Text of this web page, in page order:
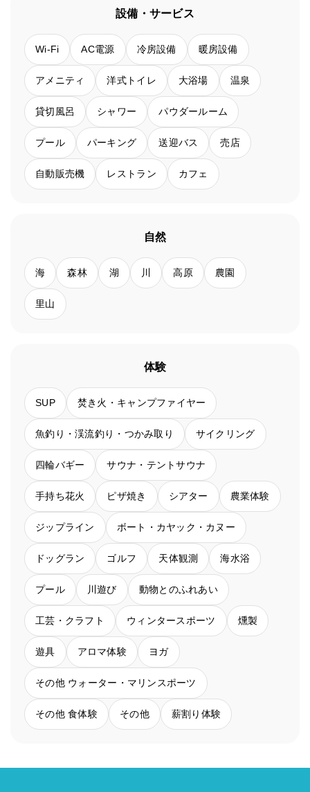
設備・サービス
Wi-Fi AC電源 冷房設備 暖房設備
アメニティ 洋式トイレ 大浴場 温泉
貸切風呂 シャワー パウダールーム
プール パーキング 送迎バス 売店
自動販売機 レストラン カフェ
自然
海 森林 湖 川 高原 農園
里山
体験
SUP 焚き火・キャンプファイヤー
魚釣り・渓流釣り・つかみ取り サイクリング
四輪バギー サウナ・テントサウナ
手持ち花火 ピザ焼き シアター 農業体験
ジップライン ボート・カヤック・カヌー
ドッグラン ゴルフ 天体観測 海水浴
プール 川遊び 動物とのふれあい
工芸・クラフト ウィンタースポーツ 燻製
遊具 アロマ体験 ヨガ
その他 ウォーター・マリンスポーツ
その他 食体験 その他 薪割り体験